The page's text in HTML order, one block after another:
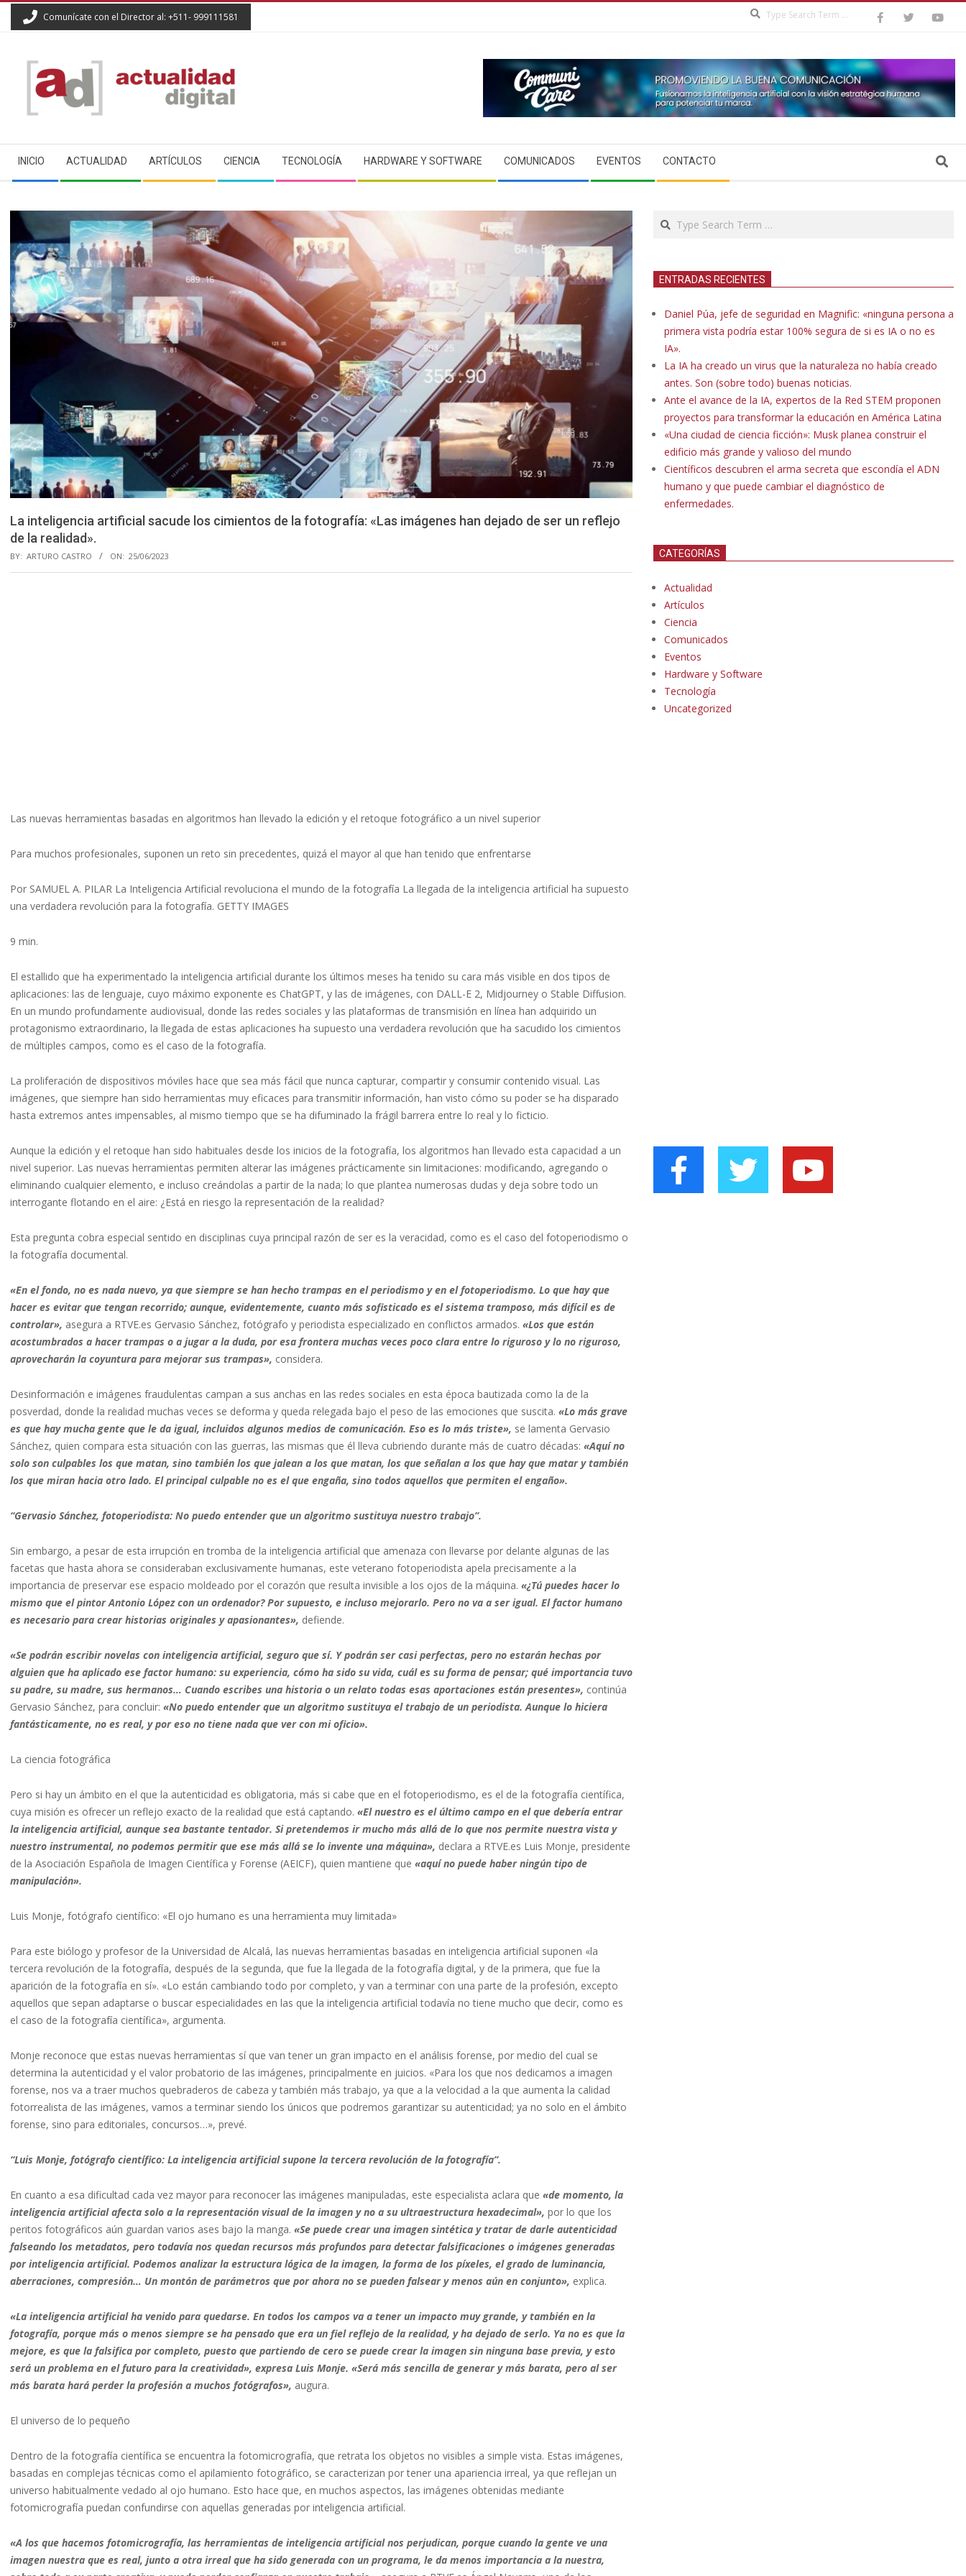
Comunícate con el Director al: +511- 999111581
ACTUALIDAD
DIGITAL
Navigation
Menu
INICIO ACTUALIDAD ARTÍCULOS CIENCIA TECNOLOGÍA HARDWARE Y SOFTWARE COMUNICADOS EVENTOS CONTACTO Search
La inteligencia artificial sacude los cimientos de la fotografía: «Las imágenes han dejado de ser un reflejo
de la realidad».
BY: ARTURO CASTRO ON: 25/06/2023
Las nuevas herramientas basadas en algoritmos han llevado la edición y el retoque fotográfico a un nivel superior
Para muchos profesionales, suponen un reto sin precedentes, quizá el mayor al que han tenido que enfrentarse
Por SAMUEL A. PILAR La Inteligencia Artificial revoluciona el mundo de la fotografía La llegada de la inteligencia artificial ha supuesto
una verdadera revolución para la fotografía. GETTY IMAGES
9 min.
El estallido que ha experimentado la inteligencia artificial durante los últimos meses ha tenido su cara más visible en dos tipos de
aplicaciones: las de lenguaje, cuyo máximo exponente es ChatGPT, y las de imágenes, con DALL-E 2, Midjourney o Stable Diffusion.
En un mundo profundamente audiovisual, donde las redes sociales y las plataformas de transmisión en línea han adquirido un
protagonismo extraordinario, la llegada de estas aplicaciones ha supuesto una verdadera revolución que ha sacudido los cimientos
de múltiples campos, como es el caso de la fotografía.
La proliferación de dispositivos móviles hace que sea más fácil que nunca capturar, compartir y consumir contenido visual. Las
imágenes, que siempre han sido herramientas muy eficaces para transmitir información, han visto cómo su poder se ha disparado
hasta extremos antes impensables, al mismo tiempo que se ha difuminado la frágil barrera entre lo real y lo ficticio.
Aunque la edición y el retoque han sido habituales desde los inicios de la fotografía, los algoritmos han llevado esta capacidad a un
nivel superior. Las nuevas herramientas permiten alterar las imágenes prácticamente sin limitaciones: modificando, agregando o
eliminando cualquier elemento, e incluso creándolas a partir de la nada; lo que plantea numerosas dudas y deja sobre todo un
interrogante flotando en el aire: ¿Está en riesgo la representación de la realidad?
Esta pregunta cobra especial sentido en disciplinas cuya principal razón de ser es la veracidad, como es el caso del fotoperiodismo o
la fotografía documental.
«En el fondo, no es nada nuevo, ya que siempre se han hecho trampas en el periodismo y en el fotoperiodismo. Lo que hay que
hacer es evitar que tengan recorrido; aunque, evidentemente, cuanto más sofisticado es el sistema tramposo, más difícil es de
controlar», asegura a RTVE.es Gervasio Sánchez, fotógrafo y periodista especializado en conflictos armados. «Los que están
acostumbrados a hacer trampas o a jugar a la duda, por esa frontera muchas veces poco clara entre lo riguroso y lo no riguroso,
aprovecharán la coyuntura para mejorar sus trampas», considera.
Desinformación e imágenes fraudulentas campan a sus anchas en las redes sociales en esta época bautizada como la de la
posverdad, donde la realidad muchas veces se deforma y queda relegada bajo el peso de las emociones que suscita. «Lo más grave
es que hay mucha gente que le da igual, incluidos algunos medios de comunicación. Eso es lo más triste», se lamenta Gervasio
Sánchez, quien compara esta situación con las guerras, las mismas que él lleva cubriendo durante más de cuatro décadas: «Aquí no
solo son culpables los que matan, sino también los que jalean a los que matan, los que señalan a los que hay que matar y también
los que miran hacia otro lado. El principal culpable no es el que engaña, sino todos aquellos que permiten el engaño».
“Gervasio Sánchez, fotoperiodista: No puedo entender que un algoritmo sustituya nuestro trabajo”.
Sin embargo, a pesar de esta irrupción en tromba de la inteligencia artificial que amenaza con llevarse por delante algunas de las
facetas que hasta ahora se consideraban exclusivamente humanas, este veterano fotoperiodista apela precisamente a la
importancia de preservar ese espacio moldeado por el corazón que resulta invisible a los ojos de la máquina. «¿Tú puedes hacer lo
mismo que el pintor Antonio López con un ordenador? Por supuesto, e incluso mejorarlo. Pero no va a ser igual. El factor humano
es necesario para crear historias originales y apasionantes», defiende.
«Se podrán escribir novelas con inteligencia artificial, seguro que sí. Y podrán ser casi perfectas, pero no estarán hechas por
alguien que ha aplicado ese factor humano: su experiencia, cómo ha sido su vida, cuál es su forma de pensar; qué importancia tuvo
su padre, su madre, sus hermanos… Cuando escribes una historia o un relato todas esas aportaciones están presentes», continúa
Gervasio Sánchez, para concluir: «No puedo entender que un algoritmo sustituya el trabajo de un periodista. Aunque lo hiciera
fantásticamente, no es real, y por eso no tiene nada que ver con mi oficio».
La ciencia fotográfica
Pero si hay un ámbito en el que la autenticidad es obligatoria, más si cabe que en el fotoperiodismo, es el de la fotografía científica,
cuya misión es ofrecer un reflejo exacto de la realidad que está captando. «El nuestro es el último campo en el que debería entrar
la inteligencia artificial, aunque sea bastante tentador. Si pretendemos ir mucho más allá de lo que nos permite nuestra vista y
nuestro instrumental, no podemos permitir que ese más allá se lo invente una máquina», declara a RTVE.es Luis Monje, presidente
de la Asociación Española de Imagen Científica y Forense (AEICF), quien mantiene que «aquí no puede haber ningún tipo de
manipulación».
Luis Monje, fotógrafo científico: «El ojo humano es una herramienta muy limitada»
Para este biólogo y profesor de la Universidad de Alcalá, las nuevas herramientas basadas en inteligencia artificial suponen «la
tercera revolución de la fotografía, después de la segunda, que fue la llegada de la fotografía digital, y de la primera, que fue la
aparición de la fotografía en sí». «Lo están cambiando todo por completo, y van a terminar con una parte de la profesión, excepto
aquellos que sepan adaptarse o buscar especialidades en las que la inteligencia artificial todavía no tiene mucho que decir, como es
el caso de la fotografía científica», argumenta.
Monje reconoce que estas nuevas herramientas sí que van tener un gran impacto en el análisis forense, por medio del cual se
determina la autenticidad y el valor probatorio de las imágenes, principalmente en juicios. «Para los que nos dedicamos a imagen
forense, nos va a traer muchos quebraderos de cabeza y también más trabajo, ya que a la velocidad a la que aumenta la calidad
fotorrealista de las imágenes, vamos a terminar siendo los únicos que podremos garantizar su autenticidad; ya no solo en el ámbito
forense, sino para editoriales, concursos…», prevé.
“Luis Monje, fotógrafo científico: La inteligencia artificial supone la tercera revolución de la fotografía”.
En cuanto a esa dificultad cada vez mayor para reconocer las imágenes manipuladas, este especialista aclara que «de momento, la
inteligencia artificial afecta solo a la representación visual de la imagen y no a su ultraestructura hexadecimal», por lo que los
peritos fotográficos aún guardan varios ases bajo la manga. «Se puede crear una imagen sintética y tratar de darle autenticidad
falseando los metadatos, pero todavía nos quedan recursos más profundos para detectar falsificaciones o imágenes generadas
por inteligencia artificial. Podemos analizar la estructura lógica de la imagen, la forma de los píxeles, el grado de luminancia,
aberraciones, compresión… Un montón de parámetros que por ahora no se pueden falsear y menos aún en conjunto», explica.
«La inteligencia artificial ha venido para quedarse. En todos los campos va a tener un impacto muy grande, y también en la
fotografía, porque más o menos siempre se ha pensado que era un fiel reflejo de la realidad, y ha dejado de serlo. Ya no es que la
mejore, es que la falsifica por completo, puesto que partiendo de cero se puede crear la imagen sin ninguna base previa, y esto
será un problema en el futuro para la creatividad», expresa Luis Monje. «Será más sencilla de generar y más barata, pero al ser
más barata hará perder la profesión a muchos fotógrafos», augura.
El universo de lo pequeño
Dentro de la fotografía científica se encuentra la fotomicrografía, que retrata los objetos no visibles a simple vista. Estas imágenes,
basadas en complejas técnicas como el apilamiento fotográfico, se caracterizan por tener una apariencia irreal, ya que reflejan un
universo habitualmente vedado al ojo humano. Esto hace que, en muchos aspectos, las imágenes obtenidas mediante
fotomicrografía puedan confundirse con aquellas generadas por inteligencia artificial.
«A los que hacemos fotomicrografía, las herramientas de inteligencia artificial nos perjudican, porque cuando la gente ve una
imagen nuestra que es real, junto a otra irreal que ha sido generada con un programa, le da menos importancia a la nuestra,
Search
ENTRADAS RECIENTES
Daniel Púa, jefe de seguridad en Magnific: «ninguna persona a
primera vista podría estar 100% segura de si es IA o no es
IA».
La IA ha creado un virus que la naturaleza no había creado
antes. Son (sobre todo) buenas noticias.
Ante el avance de la IA, expertos de la Red STEM proponen
proyectos para transformar la educación en América Latina
«Una ciudad de ciencia ficción»: Musk planea construir el
edificio más grande y valioso del mundo
Científicos descubren el arma secreta que escondía el ADN
humano y que puede cambiar el diagnóstico de
enfermedades.
CATEGORÍAS
Actualidad
Artículos
Ciencia
Comunicados
Eventos
Hardware y Software
Tecnología
Uncategorized